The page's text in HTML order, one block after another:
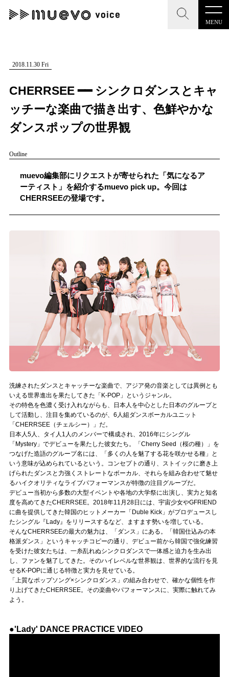
MENU
CLOSE
記事を検索する
#男性シンガー #HR/HM #女性シンガー
#ヒップホップ #男性シンガーグループ
CLOSE
"読者の声を形にする”音楽特化メディア
記事一覧
プレスリリース一覧
会社概要
muevoクラウドファンディング
muevoコミュニティ
ぶいクラ！by muevo
ぶいコミュ！by muevo
ぶいマガ！ by muevo
Follow us
Official SNS
2018.11.30 Fri
CHERRSEE ━━ シンクロダンスとキャ
ッチーな楽曲で描き出す、色鮮やかな
ダンスポップの世界観
Outline
muevo編集部にリクエストが寄せられた「気になるア
ーティスト」を紹介するmuevo pick up。今回は
CHERRSEEの登場です。
洗練されたダンスとキャッチーな楽曲で、アジア発の音楽としては異例とも
いえる世界進出を果たしてきた「K-POP」というジャンル。
その特色を色濃く受け入れながらも、日本人を中心とした日本のグループと
して活動し、注目を集めているのが、6人組ダンスボーカルユニット
「CHERRSEE（チェルシー）」だ。
日本人5人、タイ人1人のメンバーで構成され、2016年にシングル
「Mystery」でデビューを果たした彼女たち。「Cherry Seed（桜の種）」を
つなげた造語のグループ名には、「多くの人を魅了する花を咲かせる種」と
いう意味が込められているという。コンセプトの通り、ストイックに磨き上
げられたダンスと力強くストレートなボーカル、それらを組み合わせて魅せ
るハイクオリティなライブパフォーマンスが特徴の注目グループだ。
デビュー当初から多数の大型イベントや各地の大学祭に出演し、実力と知名
度を高めてきたCHERRSEE。2018年11月28日には、宇宙少女やGFRIEND
に曲を提供してきた韓国のヒットメーカー「Duble Kick」がプロデュースし
たシングル『Lady』をリリースするなど、ますます勢いを増している。
そんなCHERRSEEの最大の魅力は、「ダンス」にある。「韓国仕込みの本
格派ダンス」というキャッチコピーの通り、デビュー前から韓国で強化練習
を受けた彼女たちは、一糸乱れぬシンクロダンスで一体感と迫力を生み出
し、ファンを魅了してきた。そのハイレベルな世界観は、世界的な流行を見
せるK-POPに通じる特徴と実力を見せている。
「上質なポップソング×シンクロダンス」の組み合わせで、確かな個性を作
り上げてきたCHERRSEE。その楽曲やパフォーマンスに、実際に触れてみ
よう。
●'Lady' DANCE PRACTICE VIDEO